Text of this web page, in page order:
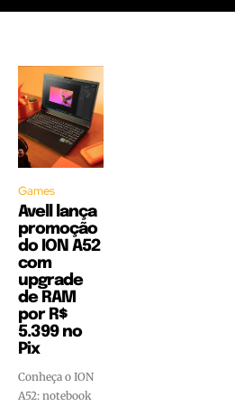
Games
Avell lança
promoção
do ION A52
com
upgrade
de RAM
por R$
5.399 no
Pix
Conheça o ION
A52: notebook